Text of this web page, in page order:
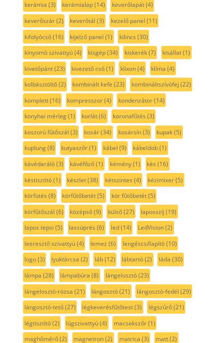
kerámia (3) kerámialap(14) keverőlapát(4)
keverőszár(2) keverőtál (3) kezelő panel (11)
kifolyócső(16) kijelző panel (1) kilincs (30)
kinyomó szivattyú(4) kisgép(34) kiskerék(7) kisállat(1)
kivetőpánt(23) kivezető cső(1) klixon(4) klíma (4)
kolbásztöltő(2) kombinált kefe (23) kombináltszívófej (22)
komplett(16) kompresszor(4) kondenzátor(14)
konyhai mérleg(1) korlát(6) koronafűtés (3)
koszorú fűtőszál (3) kosár(34) kosársín(3) kupak(5)
kuplung(8) kutyaszőr(1) kábel (9) kábeldob(1)
kávédaráló(3) kávéfőző(1) kémény(1) kés (16)
késtisztító(1) készlet(38) kétszintes (4) kézimixer(5)
körfütés (8) körfűtőbetét(5) kör fűtőbetét(5)
körfűtőszál (6) középső(9) külső(27) laposszíj (19)
lapos tepsi (5) lassúprés (6) led(14) LedVision(2)
leeresztő szivattyú(4) lemez (6) lengéscsillapító(10)
logo(3) lyuktárcsa (2) láb(12) lábtartó(2) láda (30)
lámpa (28) lámpabúra (8) lángelosztó(23)
lángelosztó-rózsa (21) lángosztó(21) lángosztó-fedél (29)
lángosztó-tető(27) légkeverésfűtőtest(3) légszűrő(21)
légtisztító(2) lúgszivattyú(4) macsakszőr(1)
maghőmérő(2) magnetron(2) matrica (3) matt(2)